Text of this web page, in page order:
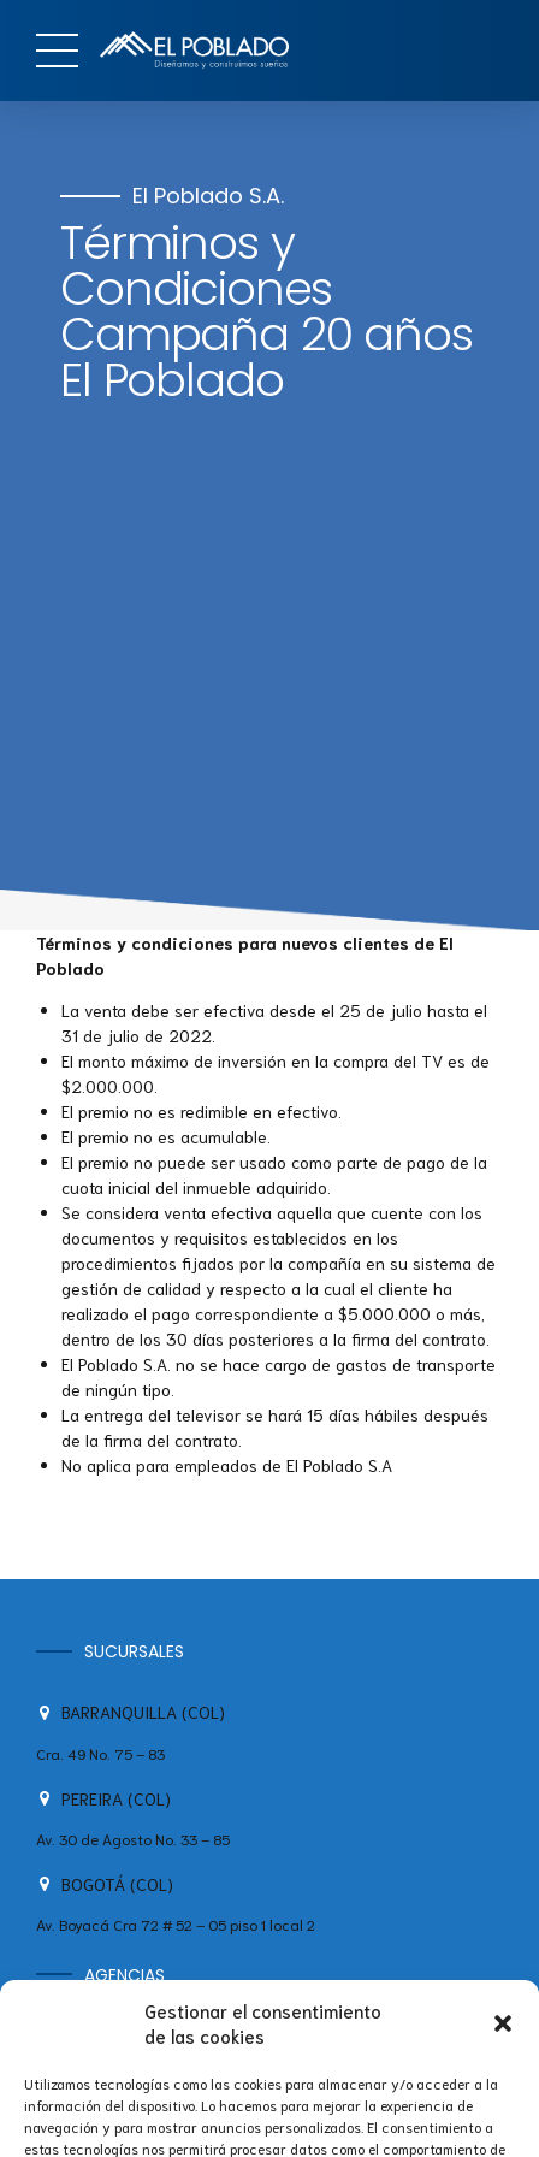
Gestionar el consentimiento
de las cookies
Utilizamos tecnologías como las cookies para almacenar y/o acceder a la
información del dispositivo. Lo hacemos para mejorar la experiencia de
navegación y para mostrar anuncios personalizados. El consentimiento a
estas tecnologías nos permitirá procesar datos como el comportamiento de
El Poblado S.A.
Términos y
Condiciones
Campaña 20 años
El Poblado
Términos y condiciones para nuevos clientes de El
Poblado
La venta debe ser efectiva desde el 25 de julio hasta el
31 de julio de 2022.
El monto máximo de inversión en la compra del TV es de
$2.000.000.
El premio no es redimible en efectivo.
El premio no es acumulable.
El premio no puede ser usado como parte de pago de la
cuota inicial del inmueble adquirido.
Se considera venta efectiva aquella que cuente con los
documentos y requisitos establecidos en los
procedimientos fijados por la compañía en su sistema de
gestión de calidad y respecto a la cual el cliente ha
realizado el pago correspondiente a $5.000.000 o más,
dentro de los 30 días posteriores a la firma del contrato.
El Poblado S.A. no se hace cargo de gastos de transporte
de ningún tipo.
La entrega del televisor se hará 15 días hábiles después
de la firma del contrato.
No aplica para empleados de El Poblado S.A
SUCURSALES
BARRANQUILLA (COL)
Cra. 49 No. 75 – 83
PEREIRA (COL)
Av. 30 de Agosto No. 33 – 85
BOGOTÁ (COL)
Av. Boyacá Cra 72 # 52 – 05 piso 1 local 2
AGENCIAS
MADRID (ESP)
+34 642 60 46 11
España